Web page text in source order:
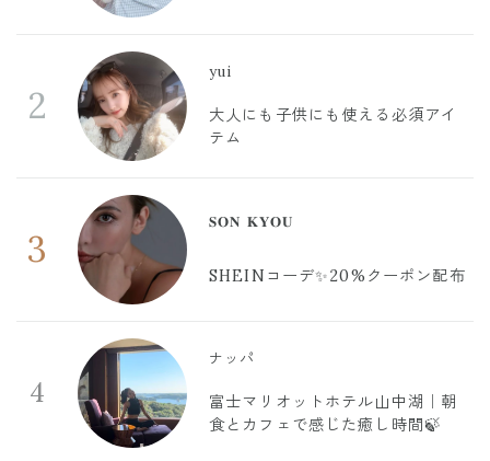
2
yui
大人にも子供にも使える必須アイ
テム
3
𝐒𝐎𝐍 𝐊𝐘𝐎𝐔
SHEINコーデ✨20%クーポン配布
4
ナッパ
富士マリオットホテル山中湖｜朝
食とカフェで感じた癒し時間🍃